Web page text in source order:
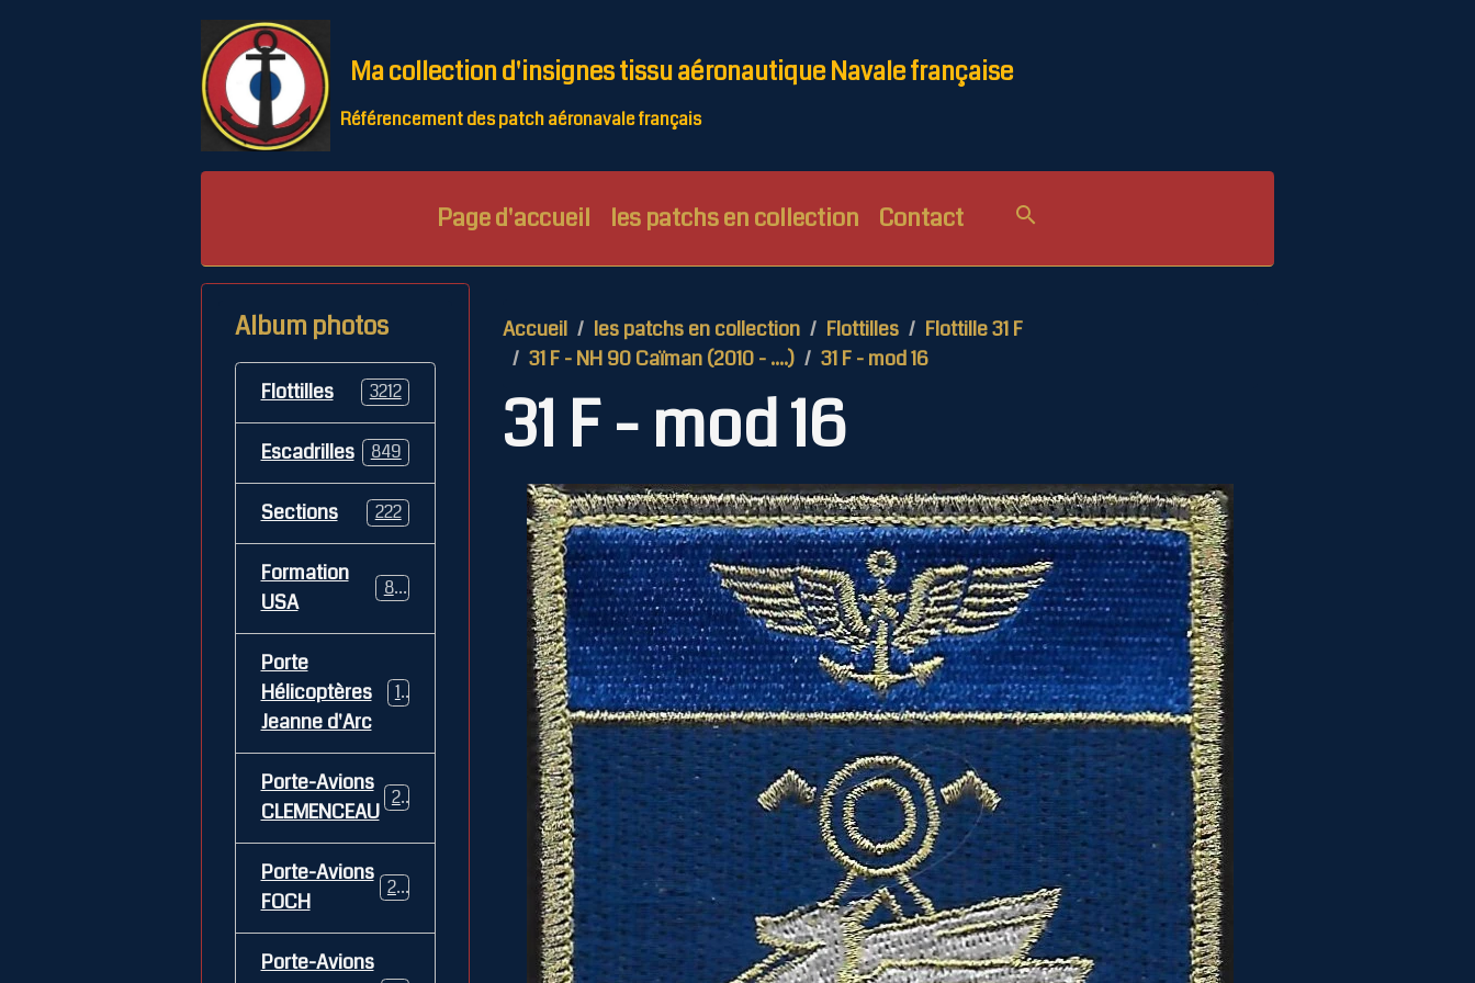
Ma collection d'insignes tissu aéronautique Navale française
Référencement des patch aéronavale français
Page d'accueil les patchs en collection Contact
Accueil les patchs en collection Flottilles
Flottille 31 F
31 F - NH 90 Caïman (2010 - ....)
31 F - mod 16
31 F - mod 16
Album photos
Flottilles 3212
Escadrilles 849
Sections 222
Formation
USA
84
Porte
Hélicoptères
Jeanne d'Arc
12
Porte-Avions
CLEMENCEAU
26
Porte-Avions
FOCH
29
Porte-Avions